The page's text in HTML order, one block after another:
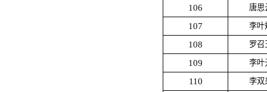
106 唐思
107 李叶
108 罗召
109 李叶
110 李双